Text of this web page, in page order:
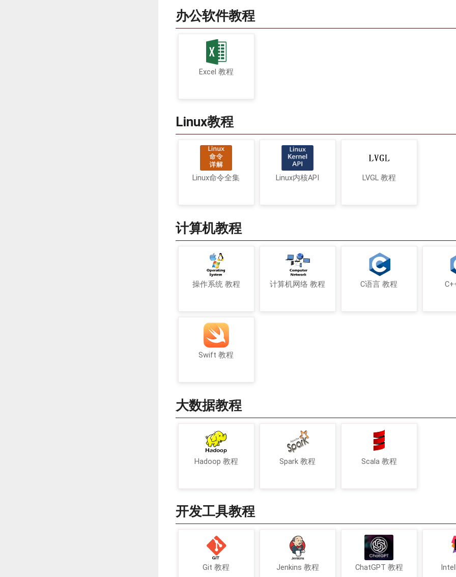
办公软件教程
Excel 教程
Linux教程
Linux命令全集 Linux内核API LVGL 教程
计算机教程
操作系统 教程 计算机网络 教程 C语言 教程
Swift 教程
大数据教程
Hadoop 教程 Spark 教程 Scala 教程
开发工具教程
Git 教程 Jenkins 教程 ChatGPT 教程